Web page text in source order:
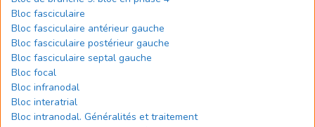
Bloc fasciculaire
Bloc fasciculaire antérieur gauche
Bloc fasciculaire postérieur gauche
Bloc fasciculaire septal gauche
Bloc focal
Bloc infranodal
Bloc interatrial
Bloc intranodal. Généralités et traitement